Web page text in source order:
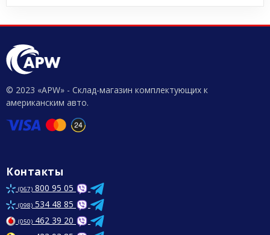
© 2023 «APW» - Склад-магазин комплектующих к
американским авто.
Контакты
(067) 800 95 05
(098) 534 48 85
(050) 462 39 20